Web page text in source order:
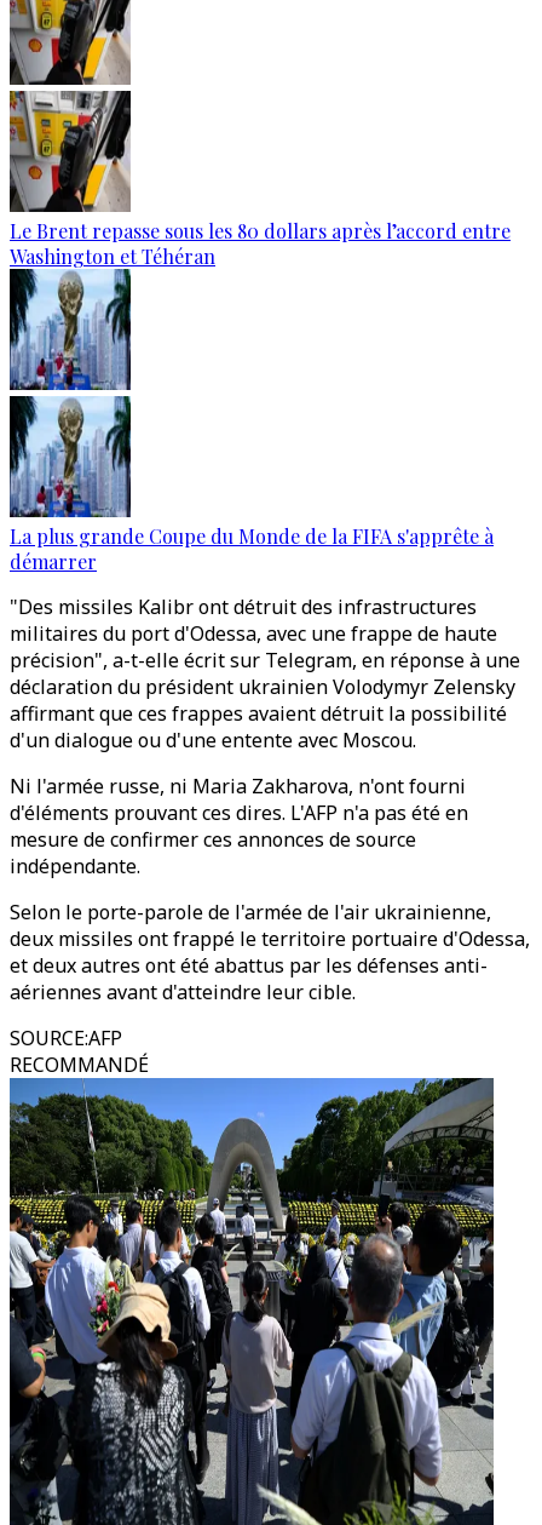
Le Brent repasse sous les 80 dollars après l’accord entre
Washington et Téhéran
La plus grande Coupe du Monde de la FIFA s'apprête à
démarrer
"Des missiles Kalibr ont détruit des infrastructures
militaires du port d'Odessa, avec une frappe de haute
précision", a-t-elle écrit sur Telegram, en réponse à une
déclaration du président ukrainien Volodymyr Zelensky
affirmant que ces frappes avaient détruit la possibilité
d'un dialogue ou d'une entente avec Moscou.
Ni l'armée russe, ni Maria Zakharova, n'ont fourni
d'éléments prouvant ces dires. L'AFP n'a pas été en
mesure de confirmer ces annonces de source
indépendante.
Selon le porte-parole de l'armée de l'air ukrainienne,
deux missiles ont frappé le territoire portuaire d'Odessa,
et deux autres ont été abattus par les défenses anti-
aériennes avant d'atteindre leur cible.
SOURCE:AFP
RECOMMANDÉ